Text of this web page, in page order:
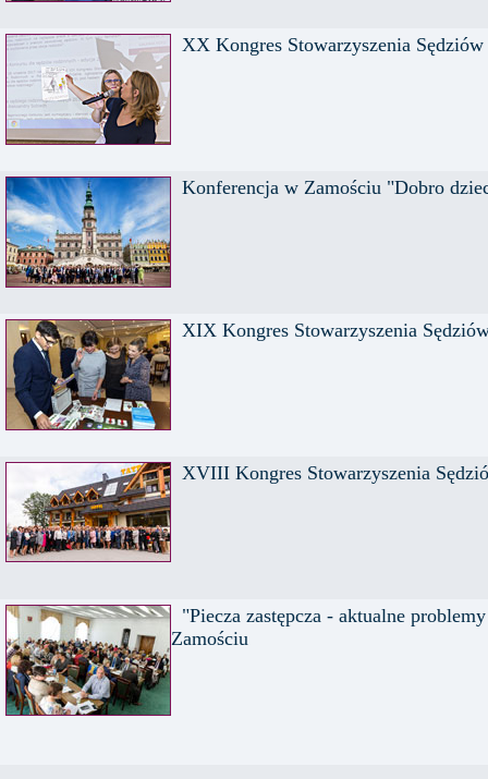
XX Kongres Stowarzyszenia
Konferencja w Zamościu "Dobro
XIX Kongres Stowarzyszenia
XVIII Kongres Stowarzyszenia
"Piecza zastępcza - aktualne
Zamościu